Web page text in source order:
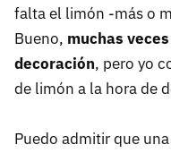
falta el limón -más o
Bueno, muchas
decoración, pero yo
de limón a la hora de
Puedo admitir que